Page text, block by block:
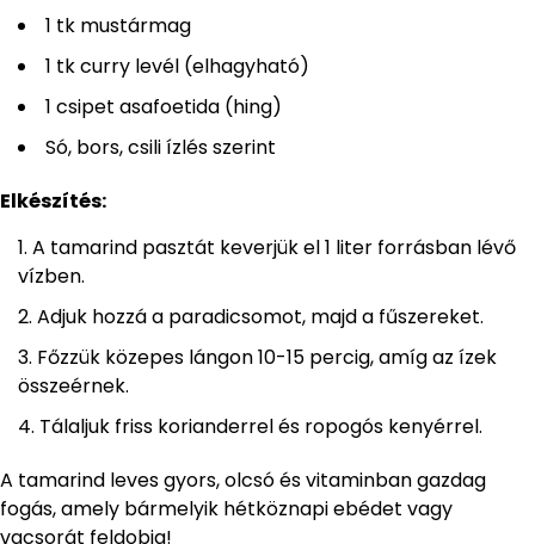
1 tk mustármag
1 tk curry levél (elhagyható)
1 csipet asafoetida (hing)
Só, bors, csili ízlés szerint
Elkészítés:
A tamarind pasztát keverjük el 1 liter forrásban lévő
vízben.
Adjuk hozzá a paradicsomot, majd a fűszereket.
Főzzük közepes lángon 10-15 percig, amíg az ízek
összeérnek.
Tálaljuk friss korianderrel és ropogós kenyérrel.
A tamarind leves gyors, olcsó és vitaminban gazdag
fogás, amely bármelyik hétköznapi ebédet vagy
vacsorát feldobja!